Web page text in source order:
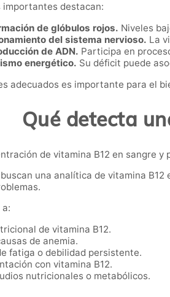
importantes destacan:
de glóbulos rojos. Niveles
del sistema nervioso. La
de ADN. Participa en
energético. Su déficit puede
adecuados es importante para el
Qué detecta
de vitamina B12 en sangre
una analítica de vitamina
de vitamina B12.
de anemia.
fatiga o debilidad persistente.
con vitamina B12.
nutricionales o metabólicos.